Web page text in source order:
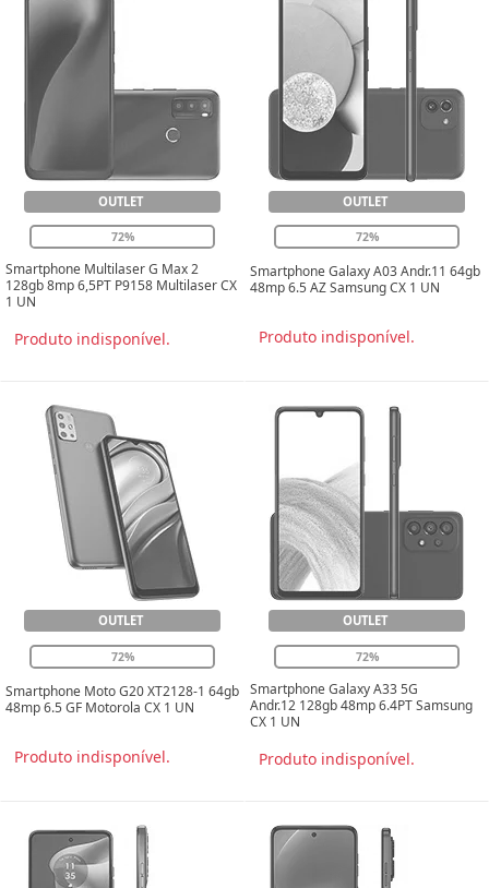
OUTLET
72%
Smartphone Multilaser G Max 2
128gb 8mp 6,5PT P9158 Multilaser CX
1 UN
Produto indisponível.
OUTLET
72%
Smartphone Galaxy A03 Andr.11 64gb
48mp 6.5 AZ Samsung CX 1 UN
Produto indisponível.
OUTLET
72%
Smartphone Moto G20 XT2128-1 64gb
48mp 6.5 GF Motorola CX 1 UN
Produto indisponível.
OUTLET
72%
Smartphone Galaxy A33 5G
Andr.12 128gb 48mp 6.4PT Samsung
CX 1 UN
Produto indisponível.